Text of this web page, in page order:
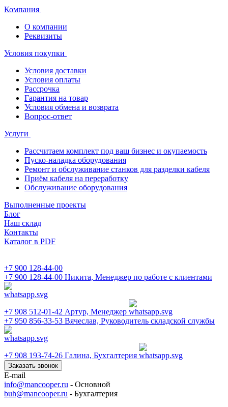
Компания
О компании
Реквизиты
Условия покупки
Условия доставки
Условия оплаты
Рассрочка
Гарантия на товар
Условия обмена и возврата
Вопрос-ответ
Услуги
Рассчитаем комплект под ваш бизнес и окупаемость
Пуско-наладка оборудования
Ремонт и обслуживание станков для разделки кабеля
Приём кабеля на переработку
Обслуживание оборудования
Выполненные проекты
Блог
Наш склад
Контакты
Каталог в PDF
+7 900 128-44-00
+7 900 128-44-00 Никита, Менеджер по работе с клиентами
+7 908 512-01-42 Артур, Менеджер
+7 950 856-33-53 Вячеслав, Руководитель складской службы
+7 908 193-74-26 Галина, Бухгалтерия
Заказать звонок
E-mail
info@mancooper.ru - Основной
buh@mancooper.ru - Бухгалтерия